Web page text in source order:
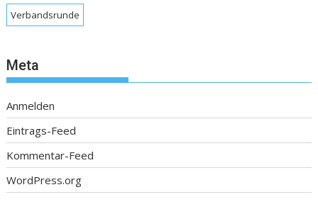
Verbandsrunde
Meta
Anmelden
Eintrags-Feed
Kommentar-Feed
WordPress.org